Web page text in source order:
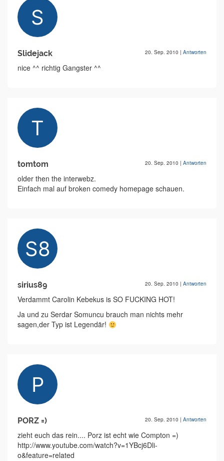
Slidejack 20. Sep. 2010 | Antworten
nice ^^ richtig Gangster ^^
tomtom 20. Sep. 2010 | Antworten
older then the interwebz.
Einfach mal auf broken comedy homepage schauen.
sirius89 20. Sep. 2010 | Antworten
Verdammt Carolin Kebekus is SO FUCKING HOT!
Ja und zu Serdar Somuncu brauch man nichts mehr
sagen,der Typ ist Legendär!
PORZ =) 20. Sep. 2010 | Antworten
zieht euch das rein.... Porz ist echt wie Compton =)
http://www.youtube.com/watch?v=1YBcj6Dli-
o&feature=related